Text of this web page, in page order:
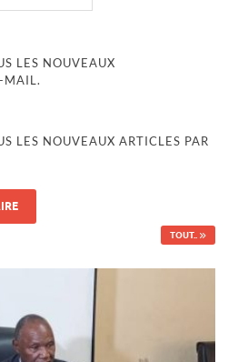
LES NOUVEAUX
MAIL.
LES NOUVEAUX ARTICLES PAR
TOUT..